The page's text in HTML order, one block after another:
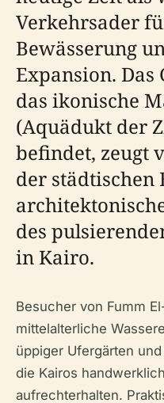
Verkehrsader
Bewässerung
Expansion. Das
das ikonische
(Aquädukt der
befindet, zeugt
der städtischen
des
in Kairo.
Besucher von Fumm
mittelalterliche
üppiger Ufergärten
die Kairos
aufrechterhalten.